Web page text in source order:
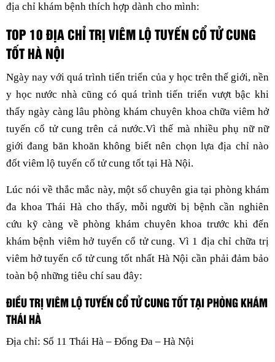
địa chỉ khám bệnh thích hợp dành cho mình:
TOP 10 ĐỊA CHỈ TRỊ VIÊM LỘ TUYẾN CỔ TỬ CUNG
TỐT HÀ NỘI
Ngày nay với quá trình tiến triển của y học trên thế giới, nền
y học nước nhà cũng có quá trình tiến triển vượt bậc khi
thấy ngày càng lâu phòng khám chuyên khoa chữa viêm hở
tuyến cổ tử cung trên cả nước.Vì thế mà nhiều phụ nữ nữ
giới đang băn khoăn không biết nên chọn lựa địa chỉ nào
đốt viêm lộ tuyến cổ tử cung tốt tại Hà Nội.
Lúc nói về thắc mắc này, một số chuyên gia tại phòng khám
đa khoa Thái Hà cho thấy, mỗi người bị bệnh cần nghiên
cứu kỹ càng về phòng khám chuyên khoa trước khi đến
khám bệnh viêm hở tuyến cổ tử cung. Vì 1 địa chỉ chữa trị
viêm hở tuyến cổ tử cung tốt nhất Hà Nội cần phải đảm bảo
toàn bộ những tiêu chí sau đây:
ĐIỀU TRỊ VIÊM LỘ TUYẾN CỔ TỬ CUNG TỐT TẠI PHÒNG KHÁM
THÁI HÀ
Địa chỉ: Số 11 Thái Hà – Đống Đa – Hà Nội